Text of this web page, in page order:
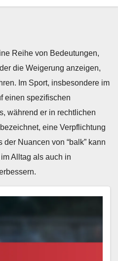
Reihe von Bedeutungen,
die Weigerung anzeigen,
Im Sport, insbesondere im
einen spezifischen
während er in rechtlichen
eine Verpflichtung
Nuancen von “balk” kann
Alltag als auch in